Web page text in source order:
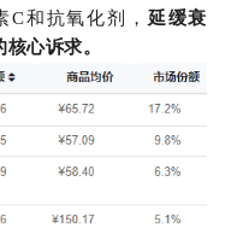
和抗氧化剂， 延缓衰
心诉求。